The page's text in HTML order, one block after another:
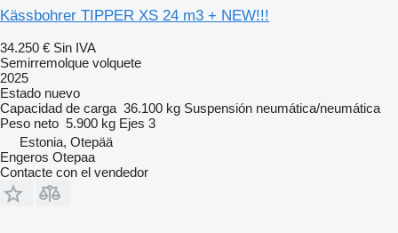
Kässbohrer TIPPER XS 24 m3 + NEW!!!
34.250 € Sin IVA
Semirremolque volquete
2025
Estado nuevo
Capacidad de carga 36.100 kg Suspensión neumática/neumática
Peso neto 5.900 kg Ejes 3
Estonia, Otepää
Engeros Otepaa
Contacte con el vendedor